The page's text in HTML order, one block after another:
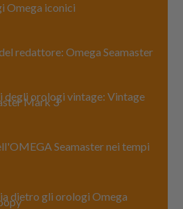
Omega iconici
redattore: Omega Seamaster
degli orologi vintage: Vintage
Mark 3
Seamaster nei tempi
dietro gli orologi Omega